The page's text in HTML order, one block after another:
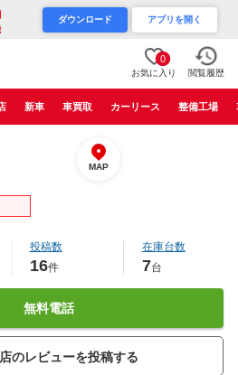
ダウンロード アプリを開く
0
お気に入り 閲覧履歴
新車 車買取 カーリース 整備工場
MAP
投稿数
16件
在庫台数
7台
無料電話
のレビューを投稿する